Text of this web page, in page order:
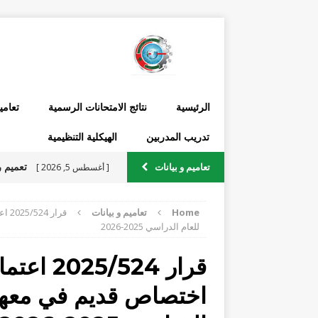
الرئيسية نتائج الامتحانات الرسمية
تدريب المدربين الهيكلية التنظيمية
تعاميم و بيانات [ أغسطس 5, 2026 ]
والمدارس الفنية الرسمية
Home تعاميم و بيانات
للعام الدراسي 2025-2026
قرار
اختصاص قديم في